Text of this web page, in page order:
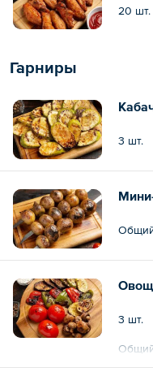
20 шт.
Гарниры
3 шт.
3 шт.